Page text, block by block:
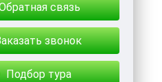
связь
звонок
Подбор тура